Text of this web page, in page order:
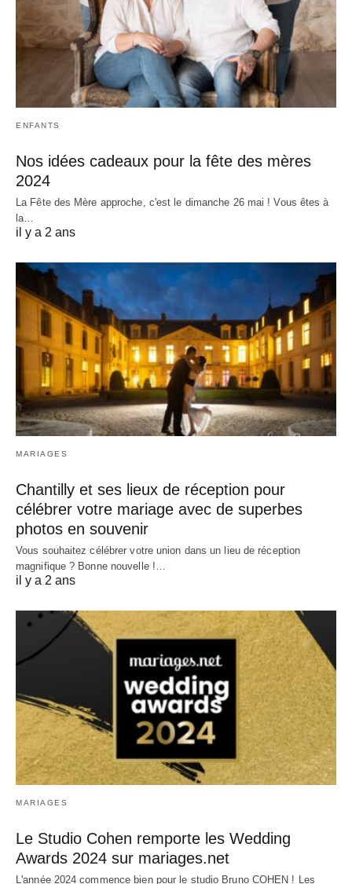
ENFANTS
Nos idées cadeaux pour la fête des mères
2024
La Fête des Mère approche, c'est le dimanche 26 mai ! Vous êtes à
la…
il y a 2 ans
MARIAGES
Chantilly et ses lieux de réception pour
célébrer votre mariage avec de superbes
photos en souvenir
Vous souhaitez célébrer votre union dans un lieu de réception
magnifique ? Bonne nouvelle !…
il y a 2 ans
MARIAGES
Le Studio Cohen remporte les Wedding
Awards 2024 sur mariages.net
L'année 2024 commence bien pour le studio Bruno COHEN ! Les